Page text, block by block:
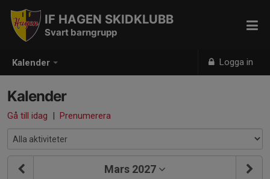
Kalender Logga in
IF HAGEN SKIDKLUBB
Svart barngrupp
Kalender
Gå till idag | Prenumerera
Mars 2027